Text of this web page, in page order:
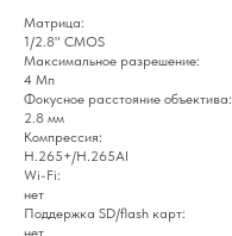
Матрица:
1/2.8" CMOS
Максимальное разрешение:
4 Мп
Фокусное расстояние объектива:
2.8 мм
Компрессия:
H.265+/H.265AI
Wi-Fi:
нет
Поддержка SD/flash карт:
нет